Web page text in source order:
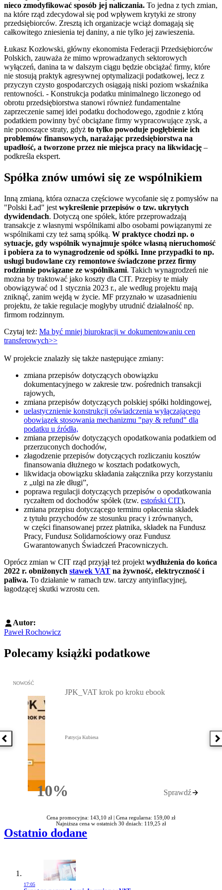
nieco zmodyfikować sposób jej naliczania. To jedna z tych zmian,
na które rząd zdecydował się pod wpływem krytyki ze strony
przedsiębiorców. Zresztą ich organizacje wciąż domagają się
całkowitego zniesienia tej daniny, a nie tylko jej zawieszenia.
Łukasz Kozłowski, główny ekonomista Federacji Przedsiębiorców
Polskich, zauważa że mimo wprowadzanych sektorowych
wyłączeń, danina ta w dalszym ciągu będzie obciążać firmy, które
nie stosują praktyk agresywnej optymalizacji podatkowej, lecz z
przyczyn czysto gospodarczych osiągają niski poziom wskaźnika
rentowności. - Konstrukcja podatku minimalnego liczonego od
obrotu przedsiębiorstwa stanowi również fundamentalne
zaprzeczenie samej idei podatku dochodowego, zgodnie z którą
podatkiem powinny być obciążane firmy wypracowujące zysk, a
nie ponoszące straty, gdyż to tylko powoduje pogłębienie ich
problemów finansowych, narażając przedsiębiorstwa na
upadłość, a tworzone przez nie miejsca pracy na likwidację –
podkreśla ekspert.
Spółka znów umówi się ze wspólnikiem
Inną zmianą, która oznacza częściowe wycofanie się z pomysłów na
"Polski Ład" jest wykreślenie przepisów o tzw. ukrytych
dywidendach. Dotyczą one spółek, które przeprowadzają
transakcje z własnymi wspólnikami albo osobami powiązanymi ze
wspólnikami czy też samą spółką. W praktyce chodzi np. o
sytuacje, gdy wspólnik wynajmuje spółce własną nieruchomość
i pobiera za to wynagrodzenie od spółki. Inne przypadki to np.
usługi budowlane czy remontowe świadczone przez firmy
rodzinnie powiązane ze wspólnikami. Takich wynagrodzeń nie
można by traktować jako koszty dla CIT. Przepisy te miały
obowiązywać od 1 stycznia 2023 r., ale według projektu mają
zniknąć, zanim wejdą w życie. MF przyznało w uzasadnieniu
projektu, że takie regulacje mogłyby utrudnić działalność np.
firmom rodzinnym.
Czytaj też: Ma być mniej biurokracji w dokumentowaniu cen
transferowych>>
W projekcie znalazły się także następujące zmiany:
zmiana przepisów dotyczących obowiązku
dokumentacyjnego w zakresie tzw. pośrednich transakcji
rajowych,
zmiana przepisów dotyczących polskiej spółki holdingowej,
uelastycznienie konstrukcji oświadczenia wyłączającego
obowiązek stosowania mechanizmu "pay & refund" dla
podatku u źródła,
zmiana przepisów dotyczących opodatkowania podatkiem od
przerzuconych dochodów,
złagodzenie przepisów dotyczących rozliczaniu kosztów
finansowania dłużnego w kosztach podatkowych,
likwidacja obowiązku składania załącznika przy korzystaniu
z „ulgi na złe długi”,
poprawa regulacji dotyczących przepisów o opodatkowania
ryczałtem od dochodów spółek (tzw. estoński CIT),
zmiana przepisu dotyczącego terminu opłacenia składek
z tytułu przychodów ze stosunku pracy i zrównanych,
w części finansowanej przez płatnika, składek na Fundusz
Pracy, Fundusz Solidarnościowy oraz Fundusz
Gwarantowanych Świadczeń Pracowniczych.
Oprócz zmian w CIT rząd przyjął też projekt wydłużenia do końca
2022 r. obniżonych stawek VAT na żywność, elektryczność i
paliwa. To działanie w ramach tzw. tarczy antyinflacyjnej,
łagodzącej skutki wzrostu cen.
Autor:
Paweł Rochowicz
Polecamy książki podatkowe
Poprzednia książka
Przejdź do: JPK_VAT krok po kroku ebook, Patrycja Kubiesa -
NOWOŚĆ
10%Rabatu
JPK_VAT krok po kroku ebook
Patrycja Kubiesa
Sprawdź
Cena promocyjna: 143,10 zł | Cena regularna: 159,00 zł
Najniższa cena w ostatnich 30 dniach: 119,25 zł
Ostatnio dodane
17:05